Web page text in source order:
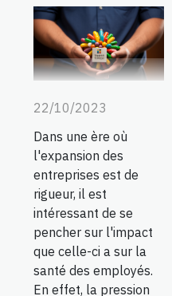
22/10/2023
Dans une ère où
l'expansion des
entreprises est de
rigueur, il est
intéressant de se
pencher sur l'impact
que celle-ci a sur la
santé des employés.
En effet, la pression